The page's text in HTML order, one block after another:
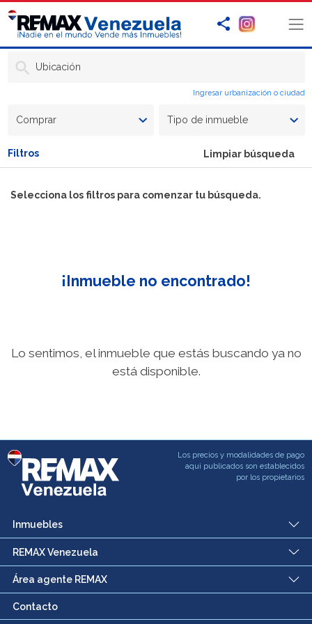
Ubicación
Ingresar urbanización o ciudad
Comprar Tipo de inmueble
Filtros Limpiar búsqueda
Selecciona los filtros para comenzar tu búsqueda.
¡Inmueble no encontrado!
Lo sentimos, el inmueble que estás buscando ya no
está disponible.
Los precios y modalidades de pago
aqui publicados son establecidos
por los propietarios
Inmuebles
REMAX Venezuela
Área agente REMAX
Contacto